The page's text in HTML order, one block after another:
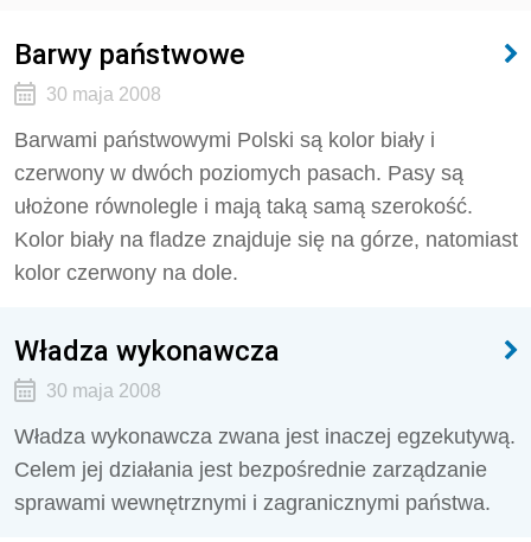
Barwy państwowe
30 maja 2008
Barwami państwowymi Polski są kolor biały i
czerwony w dwóch poziomych pasach. Pasy są
ułożone równolegle i mają taką samą szerokość.
Kolor biały na fladze znajduje się na górze, natomiast
kolor czerwony na dole.
Władza wykonawcza
30 maja 2008
Władza wykonawcza zwana jest inaczej egzekutywą.
Celem jej działania jest bezpośrednie zarządzanie
sprawami wewnętrznymi i zagranicznymi państwa.